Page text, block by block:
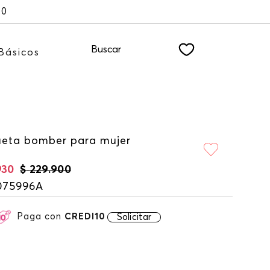
NEWSLETTER
Básicos Buscar
bomber para mujer
$ 229.900
Paga con CREDI10 Solicitar